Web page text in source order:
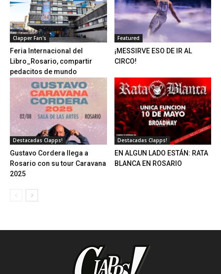
Clapper Fan's
Feria Internacional del
Libro_Rosario, compartir
pedacitos de mundo
Featured
¡MESSIRVE ESO DE IR AL
CIRCO!
Destacadas Clapps!
Gustavo Cordera llega a
Rosario con su tour Caravana
2025
Destacadas Clapps!
EN ALGUN LADO ESTÁN: RATA
BLANCA EN ROSARIO